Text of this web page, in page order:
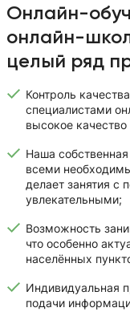
Онлайн-
онлайн-
целый ряд
Контроль
специалистами
высокое качество
Наша
всеми
делает занятия с
увлекательными;
Возможность
что особенно
населённых
Индивидуальная
подачи